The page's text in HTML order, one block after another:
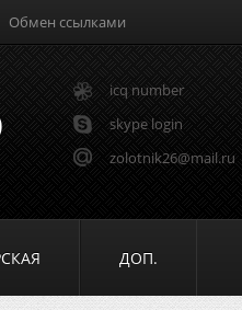
Обмен ссылками
icq number
skype login
zolotnik26@mail.ru
ДОП.